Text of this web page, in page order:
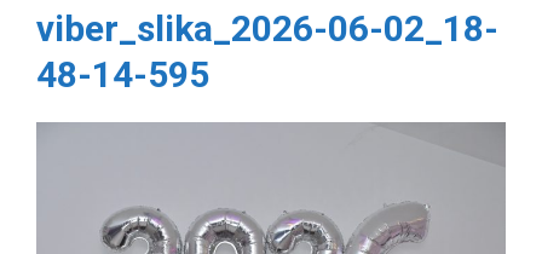
viber_slika_2026-06-02_18-
48-14-595